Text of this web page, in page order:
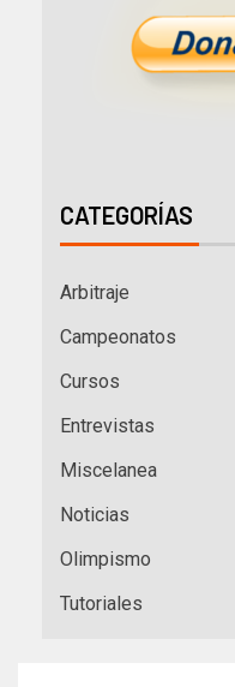
CATEGORÍAS
Arbitraje
Campeonatos
Cursos
Entrevistas
Miscelanea
Noticias
Olimpismo
Tutoriales